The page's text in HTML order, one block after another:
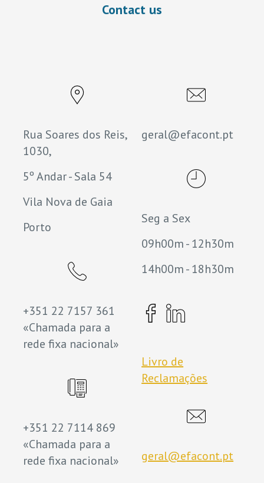
Contact us
Rua Soares dos Reis,
1030,
5º Andar - Sala 54
Vila Nova de Gaia
Porto
+351 22 7157 361
«Chamada para a
rede fixa nacional»
+351 22 7114 869
«Chamada para a
rede fixa nacional»
geral@efacont.pt
Seg a Sex
09h00m - 12h30m
14h00m - 18h30m
Livro de
Reclamações
geral@efacont.pt